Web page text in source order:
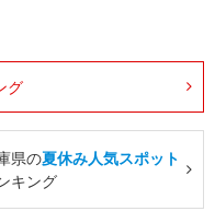
グ
県の夏休み人気スポット
キング